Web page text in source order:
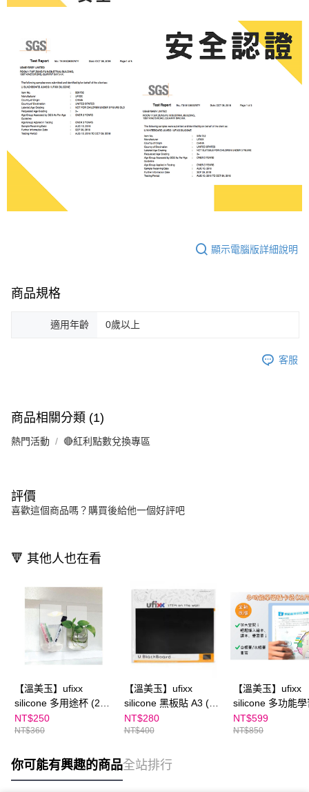
顯示電腦版詳細說明
商品規格
適用年齡 0歲以上
客服
商品相關分類 (1)
熱門活動 🔴紅利點數兌換專區
評價
喜歡這個商品嗎？購買後給他一個好評吧
🔻 其他人也在看
【溫美玉】ufixx
silicone 多用途杯 (2入
組)
NT$250
NT$360
【溫美玉】ufixx
silicone 黑板貼 A3 (42
x 29.7cm)
NT$280
NT$400
【溫美玉】ufixx
silicone 多功能學
卡袋(A3)｜內涵
袋、彩色內頁紙
NT$599
NT$850
你可能有興趣的商品全站排行